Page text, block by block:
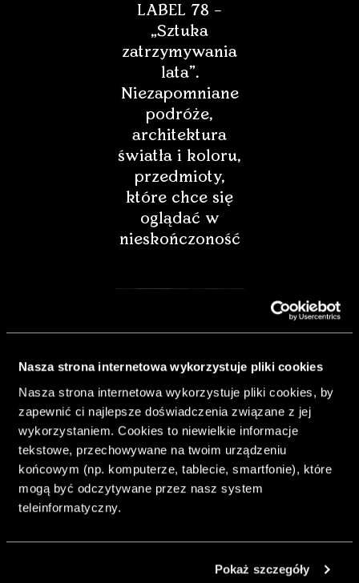
Nasza strona internetowa wykorzystuje pliki cookies
Nasza strona internetowa wykorzystuje pliki cookies, by
zapewnić ci najlepsze doświadczenia związane z jej
wykorzystaniem. Cookies to niewielkie informacje
tekstowe, przechowywane na twoim urządzeniu
końcowym (np. komputerze, tablecie, smartfonie), które
mogą być odczytywane przez nasz system
teleinformatyczny.
Pokaż szczegóły
LABEL 78 –
„Sztuka
zatrzymywania
lata”.
Niezapomniane
podróże,
architektura
światła i koloru,
przedmioty,
które chce się
oglądać w
nieskończoność
& Living 40.
„Dom bardziej
Twój. Odważ się
urządzić go